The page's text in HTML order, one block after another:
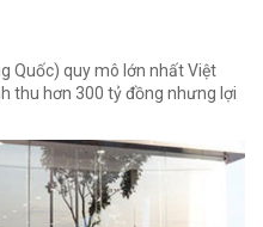
Quốc) quy mô lớn nhất Việt
thu hơn 300 tỷ đồng nhưng lợi